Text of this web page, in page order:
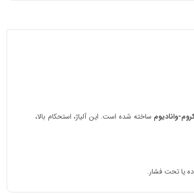
وانادیوم ساخته شده است. این آلیاژ، استحکام بالا،
یا تحت فشار.